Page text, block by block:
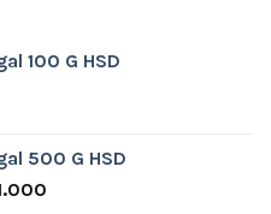
100 G HSD
500 G HSD
Current